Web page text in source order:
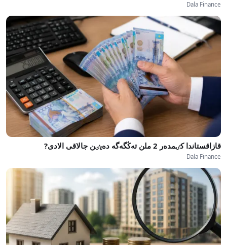
Dala Finance
قازاقستاندا كٸمدەر 2 ملن تەڭگەگە دەيٸن جالاقى الادى?
Dala Finance